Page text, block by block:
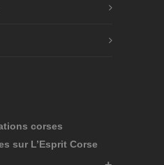
corses
sur L’Esprit Corse